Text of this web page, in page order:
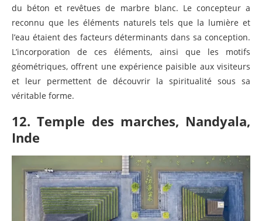
du béton et revêtues de marbre blanc. Le concepteur a
reconnu que les éléments naturels tels que la lumière et
l’eau étaient des facteurs déterminants dans sa conception.
L’incorporation de ces éléments, ainsi que les motifs
géométriques, offrent une expérience paisible aux visiteurs
et leur permettent de découvrir la spiritualité sous sa
véritable forme.
12. Temple des marches, Nandyala,
Inde